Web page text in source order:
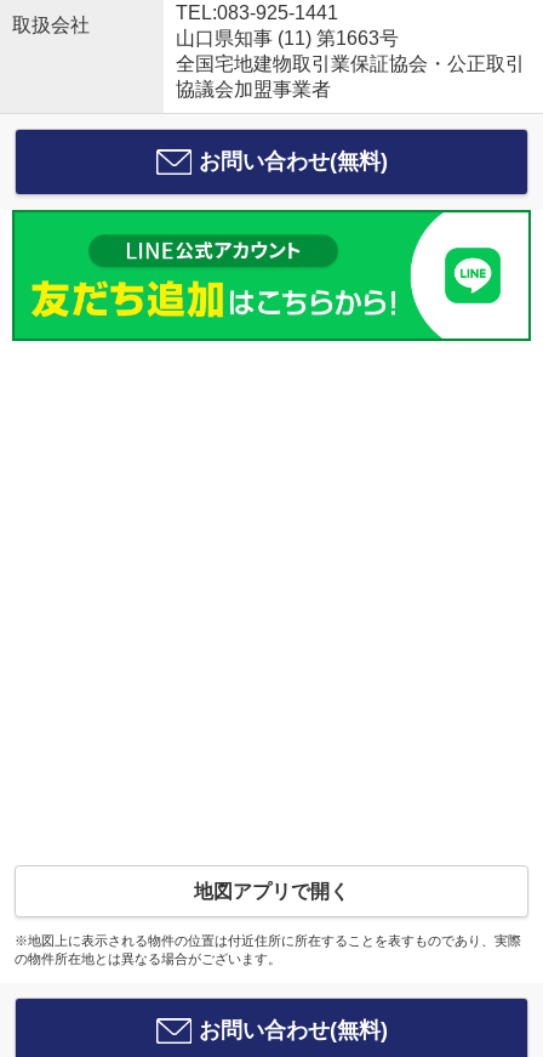
取扱会社
TEL:083-925-1441
山口県知事 (11) 第1663号
全国宅地建物取引業保証協会・公正取引
協議会加盟事業者
お問い合わせ(無料)
地図アプリで開く
※地図上に表示される物件の位置は付近住所に所在することを表すものであり、実際
の物件所在地とは異なる場合がございます。
お問い合わせ(無料)